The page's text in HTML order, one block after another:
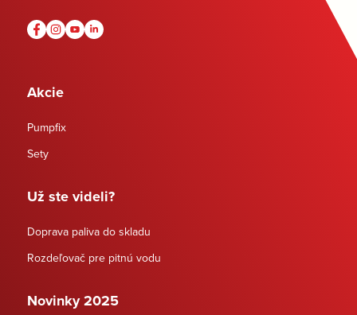
Akcie
Pumpfix
Sety
Už ste videli?
Doprava paliva do skladu
Rozdeľovač pre pitnú vodu
Novinky 2025